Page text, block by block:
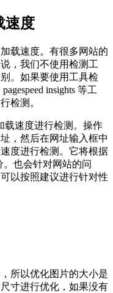
速度
载速度。有很多网站的
，我们不使用检测工
。如果要使用工具检
insights 等工
检测。
载速度进行检测。操作
，然后在网址输入框中
度进行检测。它将根据
。也会针对网站的问
以按照建议进行针对性
所以优化图片的大小是
寸进行优化，如果没有